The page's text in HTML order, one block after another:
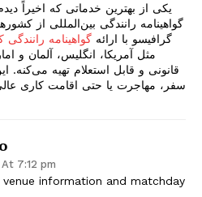
یکی از بهترین خدماتی که اخیراً
گواهینامه رانندگی بین‌المللی از
گرافیسو با ارائه گواهینامه رانندگی
مثل آمریکا، انگلیس، آلمان و
قانونی و قابل استعلام تهیه می‌کنه.
سفر، مهاجرت یا حتی اقامت کاری
7:12 pm
venue information and matchday